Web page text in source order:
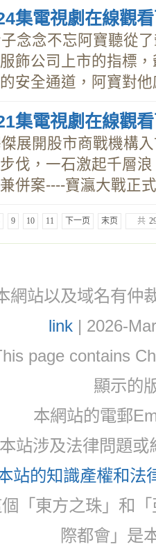
集電視劇在線觀
念念不忘阿寶聽從
飾公司上市的指標
安全通道，阿寶對他
集電視劇在線觀
展開股市商戰機構
伐，一石激起千層
併案----寶瀛大戰正
9 10 11 下一页 末页 共
網站以及域名有仲
link| 2026-
page contains
顯示的
本網站的電郵
站涉及法律問題
站的知識產權和法
「東方之珠」和
際都會」是